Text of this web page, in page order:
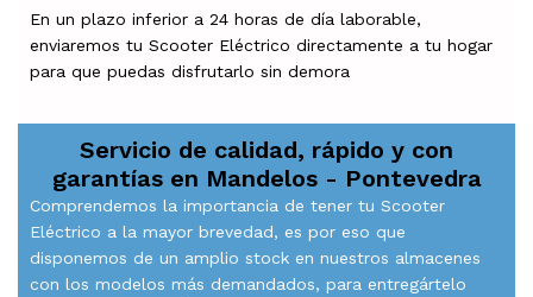
En un plazo inferior a 24 horas de día laborable,
enviaremos tu Scooter Eléctrico directamente a tu hogar
para que puedas disfrutarlo sin demora
Servicio de calidad, rápido y con
garantías en Mandelos - Pontevedra
Comprendemos la importancia de tener tu Scooter
Eléctrico a la mayor brevedad, es por eso que
disponemos de un amplio stock en nuestros almacenes
con los modelos más demandados, para entregártelo